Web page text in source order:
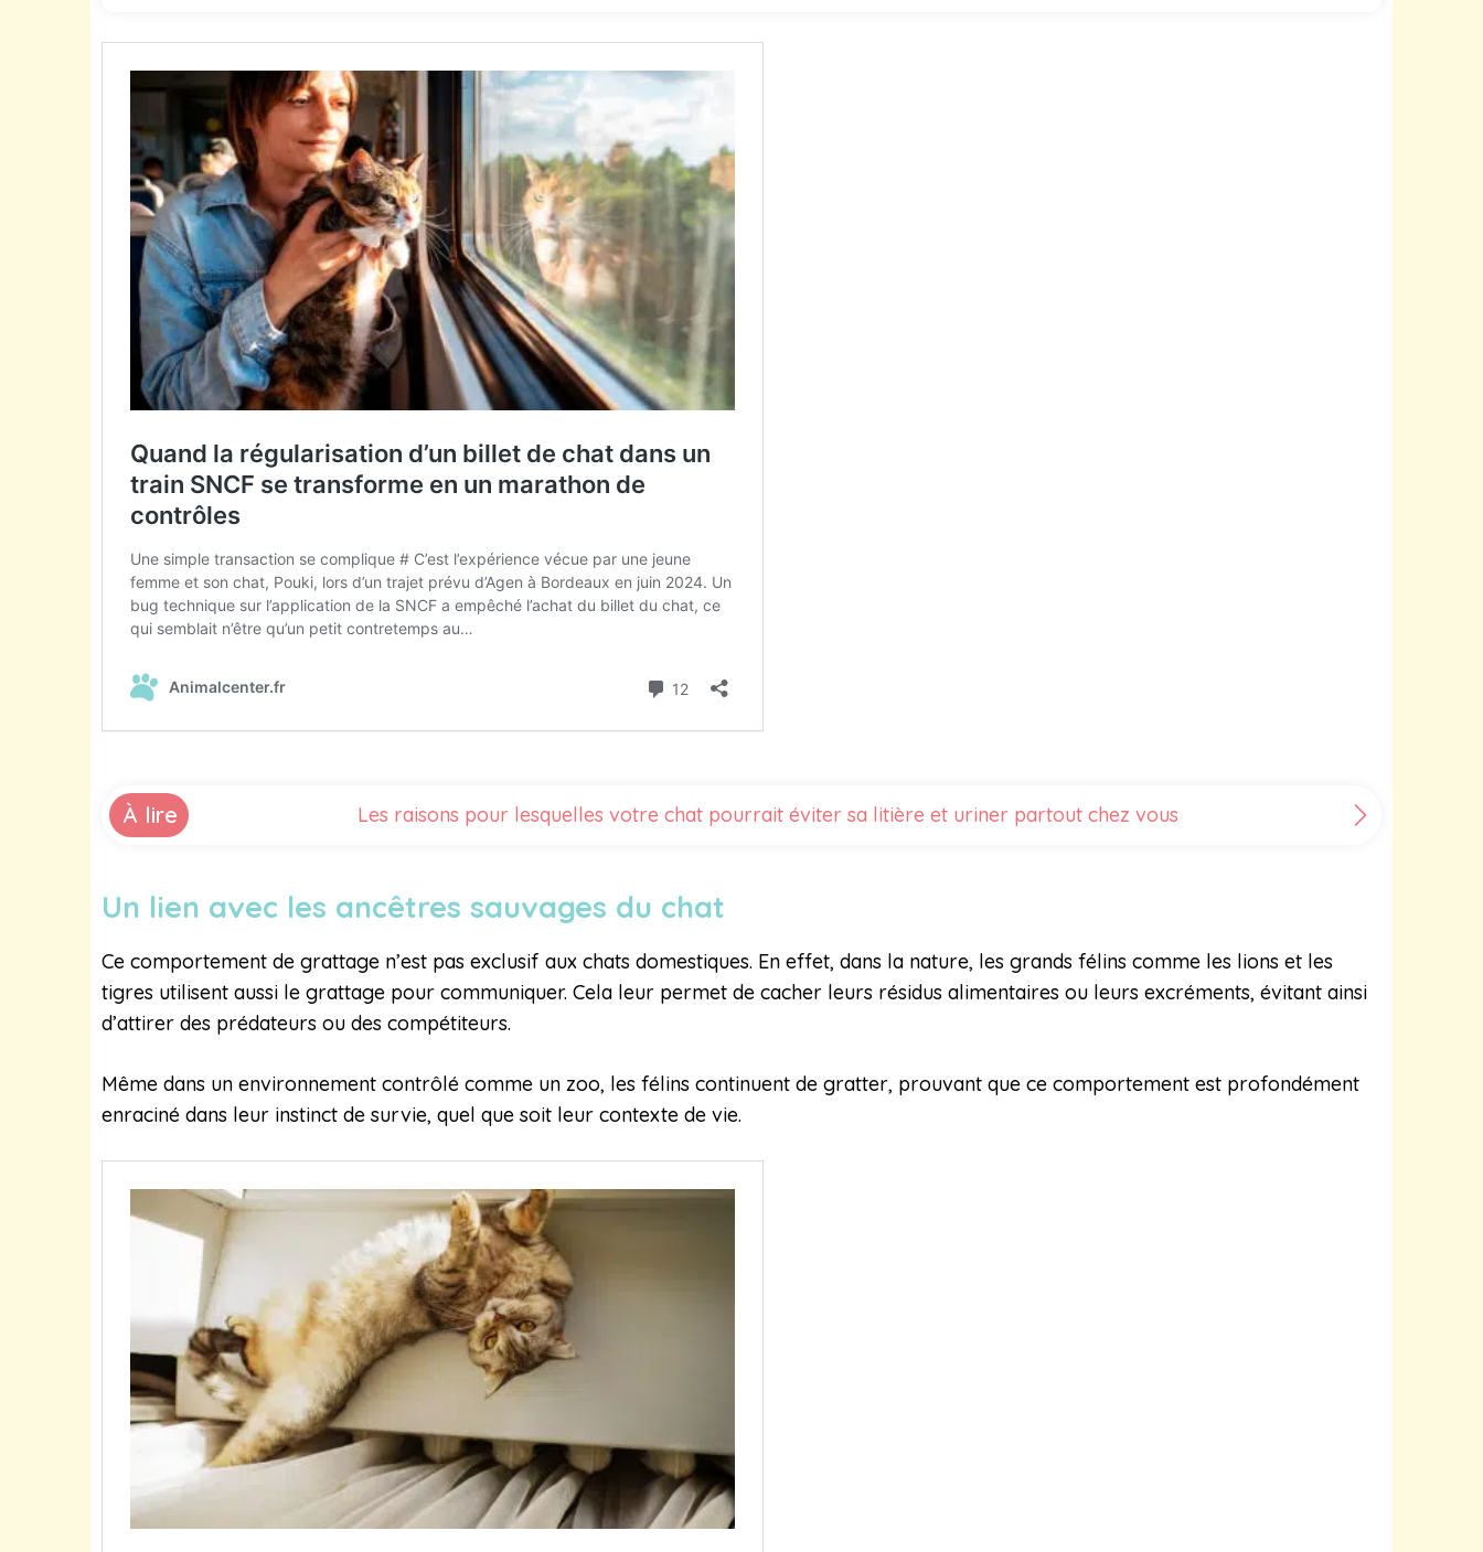
À lire Les raisons pour lesquelles votre chat pourrait éviter sa litière et uriner partout chez vous
Un lien avec les ancêtres sauvages du chat
Ce comportement de grattage n’est pas exclusif aux chats domestiques. En effet, dans la nature, les grands félins comme les lions et les
tigres utilisent aussi le grattage pour communiquer. Cela leur permet de cacher leurs résidus alimentaires ou leurs excréments, évitant ainsi
d’attirer des prédateurs ou des compétiteurs.
Même dans un environnement contrôlé comme un zoo, les félins continuent de gratter, prouvant que ce comportement est profondément
enraciné dans leur instinct de survie, quel que soit leur contexte de vie.